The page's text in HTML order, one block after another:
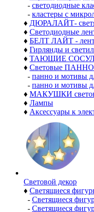
- светодиодные
- кластеры с
♦ ДЮРАЛАЙТ-
♦ Светодиодные
♦ БЕЛТ ЛАЙТ -
♦ Гирлянды и
♦ ТАЮЩИЕ
♦ Световые
- панно и мотивы
- панно и мотивы
♦ МАКУШКИ
♦ Лампы
♦ Аксессуары к
Световой декор
♦ Светящиеся
- Светящиеся
- Светящиеся